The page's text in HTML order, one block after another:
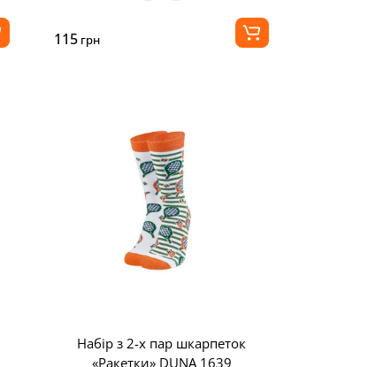
115 грн
Набір з 2-х пар шкарпеток
«Ракетки» DUNA 1639